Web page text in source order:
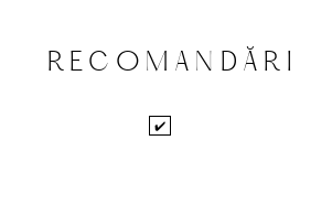
RECOMANDĂRI
✔️